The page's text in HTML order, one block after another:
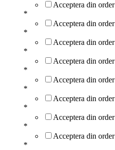
Acceptera din order
*
Acceptera din order
*
Acceptera din order
*
Acceptera din order
*
Acceptera din order
*
Acceptera din order
*
Acceptera din order
*
Acceptera din order
*